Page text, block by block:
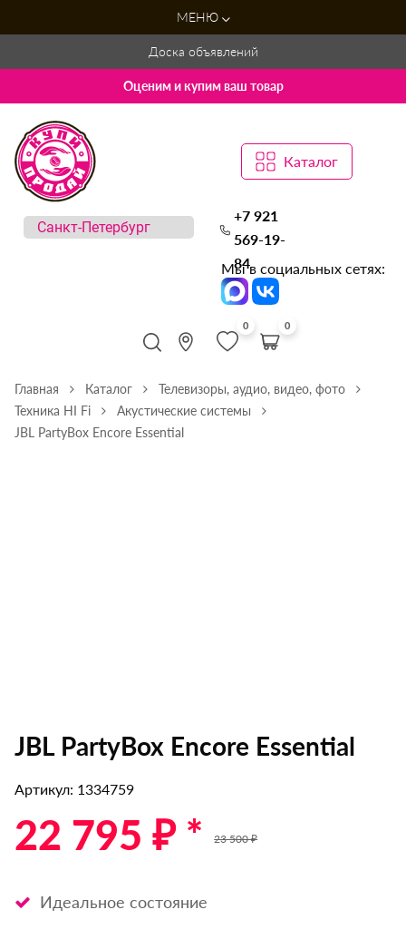
МЕНЮ
Доска объявлений
Оценим и купим ваш товар
Каталог
+7 921
569-19-
84
Мы в социальных сетях:
0 0
Главная Каталог
Телевизоры, аудио, видео, фото
Техника HI Fi
Акустические системы
JBL PartyBox Encore Essential
JBL PartyBox Encore Essential
Артикул: 1334759
22 795 ₽ * 23 500 ₽
Идеальное состояние